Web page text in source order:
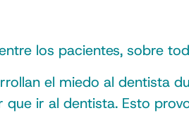
los pacientes, sobre
el miedo al dentista
ir al dentista. Esto